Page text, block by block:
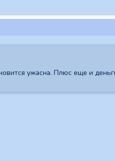
ужасна. Плюс еще и